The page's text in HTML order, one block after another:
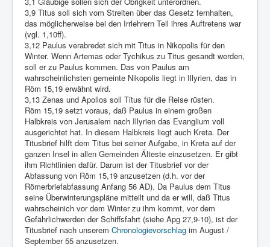
3,9 Titus soll sich vom Streiten über das Gesetz fernhalten,
das möglicherweise bei den Irrlehrern Teil ihres Auftretens war
(vgl. 1,10ff).
3,12 Paulus verabredet sich mit Titus in Nikopolis für den
Winter. Wenn Artemas oder Tychikus zu Titus gesandt werden,
soll er zu Paulus kommen. Das von Paulus am
wahrscheinlichsten gemeinte Nikopolis liegt in Illyrien, das in
Röm 15,19 erwähnt wird.
3,13 Zenas und Apollos soll Titus für die Reise rüsten.
Röm 15,19 setzt voraus, daß Paulus in einem großen
Halbkreis von Jerusalem nach Illyrien das Evanglium voll
ausgerichtet hat. In diesem Halbkreis liegt auch Kreta. Der
Titusbrief hilft dem Titus bei seiner Aufgabe, in Kreta auf der
ganzen Insel in allen Gemeinden Älteste einzusetzen. Er gibt
ihm Richtlinien dafür. Darum ist der Titusbrief vor der
Abfassung von Röm 15,19 anzusetzen (d.h. vor der
Römerbriefabfassung Anfang 56 AD). Da Paulus dem Titus
seine Überwinterungspläne mitteilt und da er will, daß Titus
wahrscheinich vor dem Winter zu ihm kommt, vor dem
Gefährlichwerden der Schiffsfahrt (siehe Apg 27,9-10), ist der
Titusbrief nach unserem Chronologievorschlag im August /
September 55 anzusetzen.